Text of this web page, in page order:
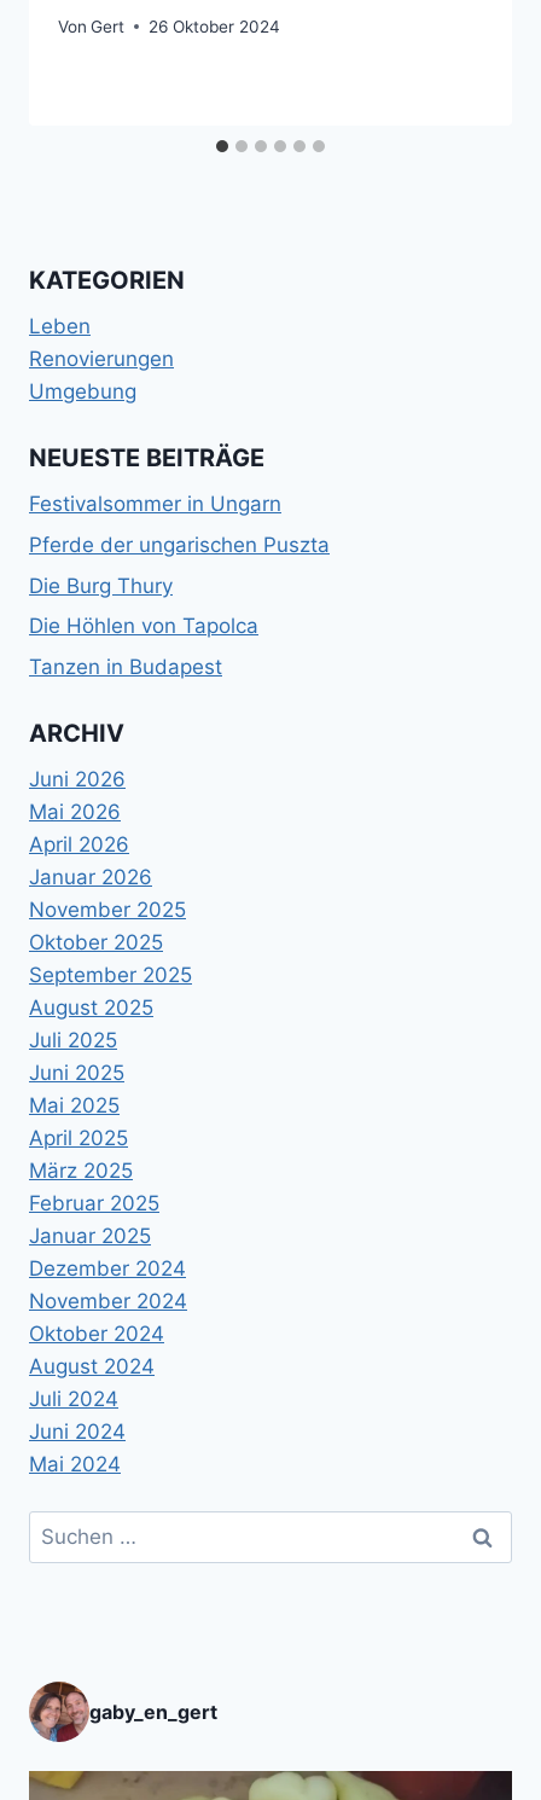
Von Gert 26 Oktober 2024
KATEGORIEN
Leben
Renovierungen
Umgebung
NEUESTE BEITRÄGE
Festivalsommer in Ungarn
Pferde der ungarischen Puszta
Die Burg Thury
Die Höhlen von Tapolca
Tanzen in Budapest
ARCHIV
Juni 2026
Mai 2026
April 2026
Januar 2026
November 2025
Oktober 2025
September 2025
August 2025
Juli 2025
Juni 2025
Mai 2025
April 2025
März 2025
Februar 2025
Januar 2025
Dezember 2024
November 2024
Oktober 2024
August 2024
Juli 2024
Juni 2024
Mai 2024
Suchen
nach:
gaby_en_gert